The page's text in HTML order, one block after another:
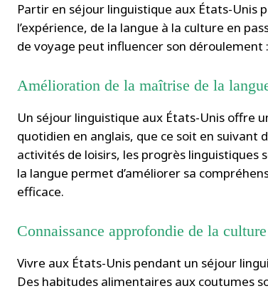
Partir en séjour linguistique aux États-Unis
l’expérience, de la langue à la culture en
de voyage peut influencer son déroulement :
Amélioration de la maîtrise de la
Un séjour linguistique aux États-Unis offre
quotidien en anglais, que ce soit en suivant
activités de loisirs, les progrès
la langue permet d’améliorer sa
efficace.
Connaissance approfondie de la
Vivre aux États-Unis pendant un séjour
Des habitudes alimentaires aux coutumes